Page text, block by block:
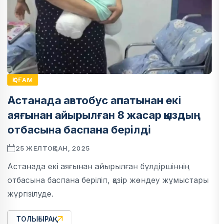
ҚОҒАМ
Астанада автобус апатынан екі
аяғынан айырылған 8 жасар қыздың
отбасына баспана берілді
25 ЖЕЛТОҚСАН, 2025
Астанада екі аяғынан айырылған бүлдіршіннің
отбасына баспана беріліп, қазір жөндеу жұмыстары
жүргізілуде.
ТОЛЫҒЫРАҚ